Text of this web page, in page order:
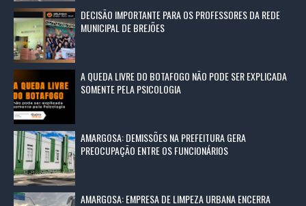
DECISÃO IMPORTANTE PARA OS PROFESSORES DA REDE
MUNICIPAL DE BREJÕES
A QUEDA LIVRE DO BOTAFOGO NÃO PODE SER EXPLICADA
SOMENTE PELA PSICOLOGIA
AMARGOSA: DEMISSÕES NA PREFEITURA GERA
PREOCUPAÇÃO ENTRE OS FUNCIONÁRIOS
AMARGOSA: EMPRESA DE LIMPEZA URBANA ENCERRA